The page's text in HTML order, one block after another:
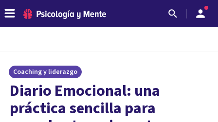
Coaching y liderazgo
Diario Emocional: una
práctica sencilla para